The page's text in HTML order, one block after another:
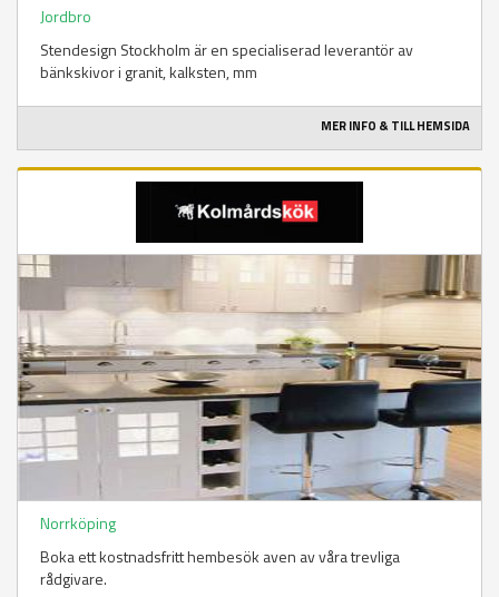
Jordbro
Stendesign Stockholm är en specialiserad leverantör av
bänkskivor i granit, kalksten, mm
MER INFO & TILL HEMSIDA
Norrköping
Boka ett kostnadsfritt hembesök aven av våra trevliga
rådgivare.